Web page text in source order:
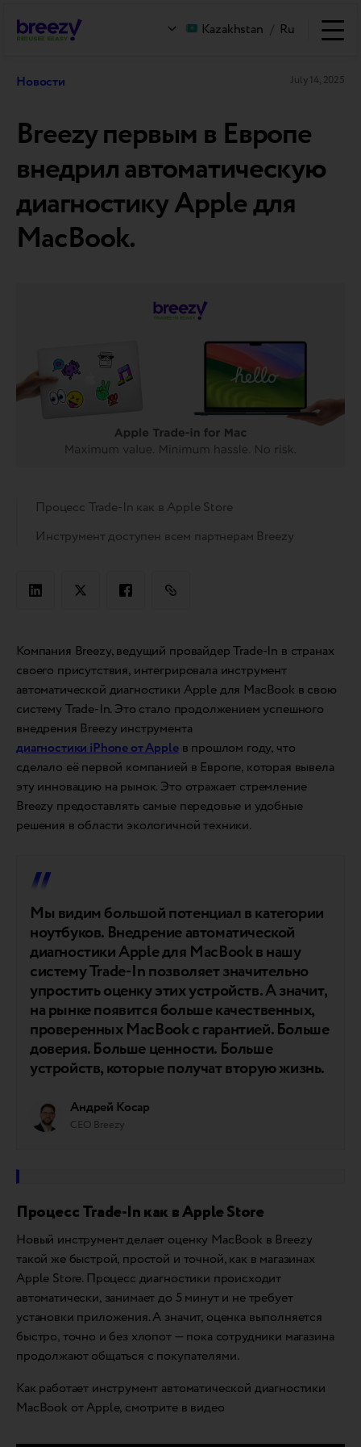
Kazakhstan / Ru
Новости July 14, 2025
Breezy первым в Европе
внедрил автоматическую
диагностику Apple для
MacBook.
Процесс Trade-In как в Apple Store
Инструмент доступен всем партнерам Breezy
Компания Breezy, ведущий провайдер Trade-In в странах
своего присутствия, интегрировала инструмент
автоматической диагностики Apple для MacBook в свою
систему Trade-In. Это стало продолжением успешного
внедрения Breezy инструмента
диагностики iPhone от Appleв прошлом году, что
сделало её первой компанией в Европе, которая вывела
эту инновацию на рынок. Это отражает стремление
Breezy предоставлять самые передовые и удобные
решения в области экологичной техники.
Мы видим большой потенциал в категории
ноутбуков. Внедрение автоматической
диагностики Apple для MacBook в нашу
систему Trade-In позволяет значительно
упростить оценку этих устройств. А значит,
на рынке появится больше качественных,
проверенных MacBook с гарантией. Больше
доверия. Больше ценности. Больше
устройств, которые получат вторую жизнь.
Андрей Косар
СЕО Breezy
Процесс Trade-In как в Apple Store
Новый инструмент делает оценку MacBook в Breezy
такой же быстрой, простой и точной, как в магазинах
Apple Store. Процесс диагностики происходит
автоматически, занимает до 5 минут и не требует
установки приложения. А значит, оценка выполняется
быстро, точно и без хлопот — пока сотрудники магазина
продолжают общаться с покупателями.
Как работает инструмент автоматической диагностики
MacBook от Apple, смотрите в видео